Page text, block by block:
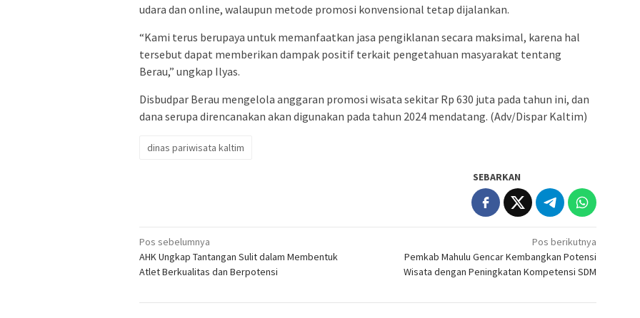
udara dan online, walaupun metode promosi konvensional tetap dijalankan.
“Kami terus berupaya untuk memanfaatkan jasa pengiklanan secara maksimal, karena hal
tersebut dapat memberikan dampak positif terkait pengetahuan masyarakat tentang
Berau,” ungkap Ilyas.
Disbudpar Berau mengelola anggaran promosi wisata sekitar Rp 630 juta pada tahun ini, dan
dana serupa direncanakan akan digunakan pada tahun 2024 mendatang. (Adv/Dispar Kaltim)
dinas pariwisata kaltim
SEBARKAN
Navigasi
pos
Pos sebelumnya
AHK Ungkap Tantangan Sulit dalam Membentuk
Atlet Berkualitas dan Berpotensi
Pos berikutnya
Pemkab Mahulu Gencar Kembangkan Potensi
Wisata dengan Peningkatan Kompetensi SDM